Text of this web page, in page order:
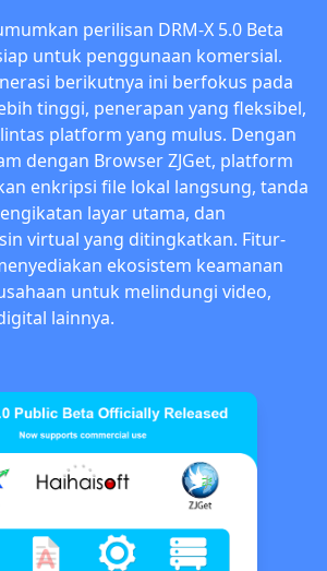
perilisan DRM-X 5.0 Beta
untuk penggunaan komersial.
berikutnya ini berfokus pada
tinggi, penerapan yang fleksibel,
platform yang mulus. Dengan
dengan Browser ZJGet, platform
enkripsi file lokal langsung, tanda
layar utama, dan
virtual yang ditingkatkan. Fitur-
ekosistem keamanan
untuk melindungi video,
lainnya.